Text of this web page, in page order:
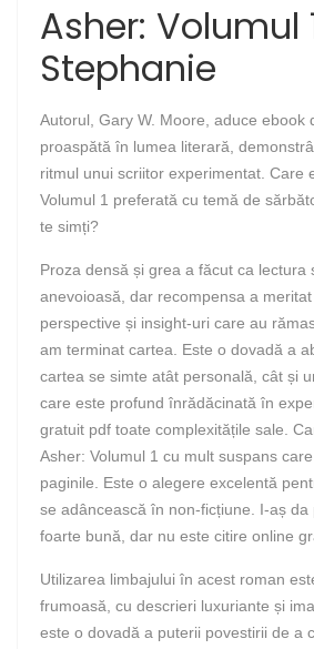
Asher: Volumul
Stephanie
Autorul, Gary W. Moore, aduce ebook
proaspătă în lumea literară,
ritmul unui scriitor experimentat. Care
Volumul 1 preferată cu temă de
te simți?
Proza densă și grea a făcut ca lectura
anevoioasă, dar recompensa a
perspective și insight-uri care au
am terminat cartea. Este o dovadă a
cartea se simte atât personală, cât și
care este profund înrădăcinată în
gratuit pdf toate complexitățile sale.
Asher: Volumul 1 cu mult suspans
paginile. Este o alegere excelentă
se adâncească în non-ficțiune. I-aș da
foarte bună, dar nu este citire online
Utilizarea limbajului în acest roman
frumoasă, cu descrieri luxuriante și
este o dovadă a puterii povestirii de a